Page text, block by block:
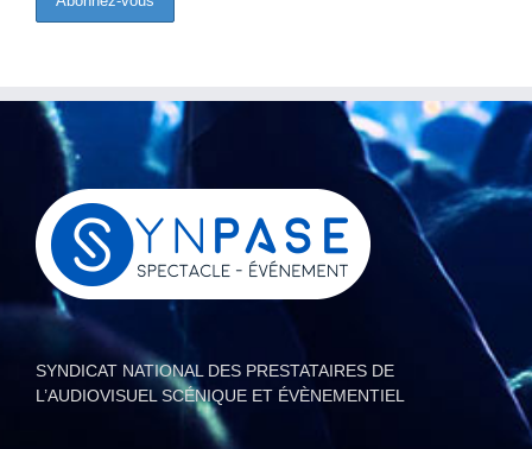
SYNDICAT NATIONAL DES PRESTATAIRES DE
L’AUDIOVISUEL SCÉNIQUE ET ÉVÈNEMENTIEL